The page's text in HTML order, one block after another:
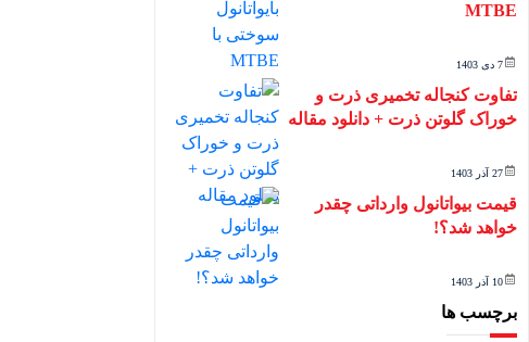
MTBE
7 دی 1403
تفاوت کنجاله تخمیری ذرت و
خوراک گلوتن ذرت + دانلود مقاله
27 آذر 1403
قیمت بیواتانول وارداتی چقدر
خواهد شد؟!
10 آذر 1403
برچسب ها